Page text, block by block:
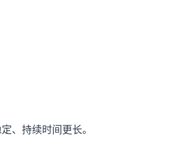
、持续时间更长。